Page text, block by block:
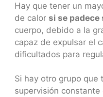
Hay que tener un
de calor si se padece
cuerpo, debido a la
capaz de expulsar el
dificultados para
Si hay otro grupo que
supervisión